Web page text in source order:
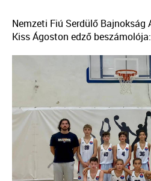
Nemzeti Fiú Serdülő Bajnokság
Kiss Ágoston edző beszámolója: